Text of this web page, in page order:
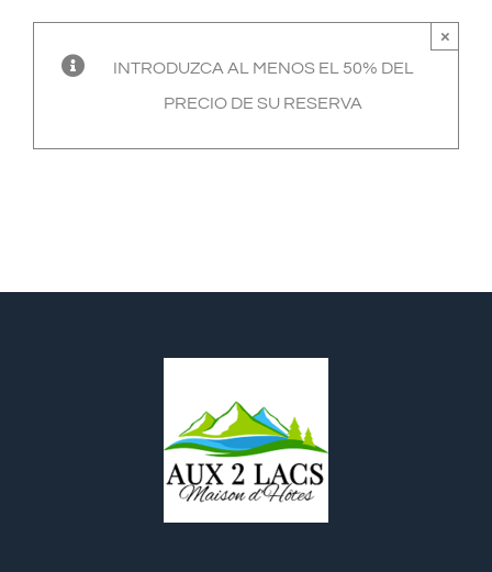
INTRODUZCA AL MENOS EL 50% DEL
PRECIO DE SU RESERVA
×